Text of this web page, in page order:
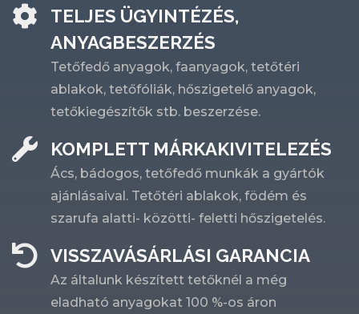
TELJES ÜGYINTÉZÉS,
ANYAGBESZERZÉS
Tetőfedő anyagok, faanyagok, tetőtéri
ablakok, tetőfóliák, hőszigetelő anyagok,
tetőkiegészítők stb. beszerzése.
KOMPLETT MÁRKAKIVITELEZÉS
Ács, bádogos, tetőfedő munkák a gyártók
ajánlásaival. Tetőtéri ablakok, födém és
szarufa alatti- közötti- feletti hőszigetelés.
VISSZAVÁSÁRLÁSI GARANCIA
Az általunk készített tetőknél a még
eladható anyagokat 100 %-os áron